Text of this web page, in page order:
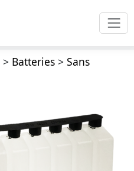
> Batteries> Sans